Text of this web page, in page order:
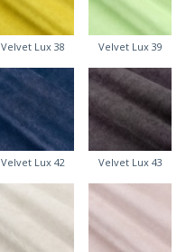
Velvet Lux 38 Velvet Lux 39
Velvet Lux 42 Velvet Lux 43